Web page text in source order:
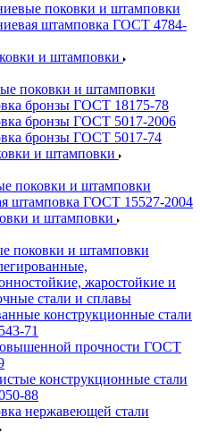
поковки и штамповки
штамповка ГОСТ 4784-
и штамповки
поковки и штамповки
бронзы ГОСТ 18175-78
бронзы ГОСТ 5017-2006
бронзы ГОСТ 5017-74
и штамповки
поковки и штамповки
штамповка ГОСТ 15527-2004
и штамповки
поковки и штамповки
жаростойкие и
стали и сплавы
конструкционные стали
71
прочности ГОСТ
конструкционные стали
88
нержавеющей стали